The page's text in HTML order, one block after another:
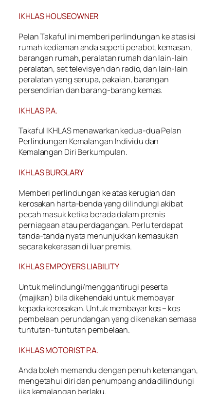
IKHLAS HOUSEOWNER
Pelan Takaful ini memberi perlindungan ke atas isi
rumah kediaman anda seperti perabot, kemasan,
barangan rumah, peralatan rumah dan lain-lain
peralatan, set televisyen dan radio, dan lain-lain
peralatan yang serupa, pakaian, barangan
persendirian dan barang-barang kemas.
IKHLAS P.A.
Takaful IKHLAS menawarkan kedua-dua Pelan
Perlindungan Kemalangan Individu dan
Kemalangan Diri Berkumpulan.
IKHLAS BURGLARY
Memberi perlindungan ke atas kerugian dan
kerosakan harta-benda yang dilindungi akibat
pecah masuk ketika berada dalam premis
perniagaan atau perdagangan. Perlu terdapat
tanda-tanda nyata menunjukkan kemasukan
secara kekerasan di luar premis.
IKHLAS EMPOYERS LIABILITY
Untuk melindungi/menggantirugi peserta
(majikan) bila dikehendaki untuk membayar
kepada kerosakan. Untuk membayar kos – kos
pembelaan perundangan yang dikenakan semasa
tuntutan-tuntutan pembelaan.
IKHLAS MOTORIST P.A.
Anda boleh memandu dengan penuh ketenangan,
mengetahui diri dan penumpang anda dilindungi
jika kemalangan berlaku.